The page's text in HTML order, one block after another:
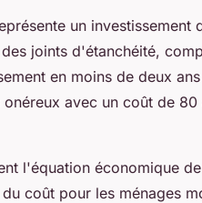
un investissement
joints d'étanchéité,
en moins de deux
avec un coût de
l'équation économique
coût pour les ménages